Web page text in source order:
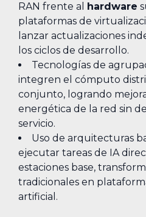
RAN frente al
hardware
plataformas de
lanzar actualizaciones
los ciclos de desarrollo.
Tecnologías de
integren el cómputo
conjunto, logrando
energética de la red sin
servicio.
Uso de arquitecturas
ejecutar tareas de IA
estaciones base,
tradicionales en
artificial.